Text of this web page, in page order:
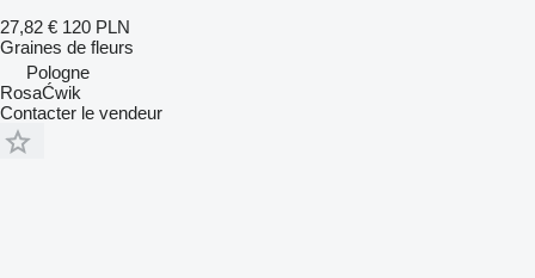
27,82 € 120 PLN
Graines de fleurs
Pologne
RosaĆwik
Contacter le vendeur